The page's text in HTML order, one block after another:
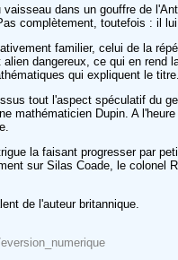
dans un gouffre de
complètement, toutefois : il
familier, celui de la
dangereux, ce qui en
qui expliquent le titre.
tout l'aspect spéculatif du
mathématicien Dupin. A
la faisant progresser par
sur Silas Coade, le
de l'auteur britannique.